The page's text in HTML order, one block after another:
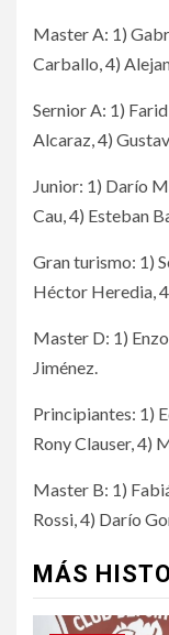
Master A: 1)
Carballo, 4)
Sernior A: 1)
Alcaraz, 4)
Junior: 1) Darío
Cau, 4) Esteban
Gran turismo: 1)
Héctor Heredia,
Master D: 1)
Jiménez.
Principiantes: 1)
Rony Clauser, 4)
Master B: 1)
Rossi, 4) Darío
MÁS